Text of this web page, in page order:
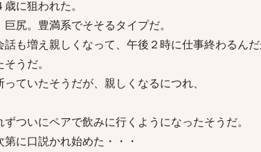
に狙われた。
尻。豊満系でそそるタイプだ。
も増え親しくなって、午後２時に仕事終わるん
うだ。
ていたそうだが、親しくなるにつれ、
ついにペアで飲みに行くようになったそうだ。
に口説かれ始めた・・・